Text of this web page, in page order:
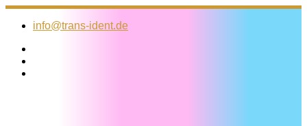
Zum
Inhalt
info@trans-ident.de